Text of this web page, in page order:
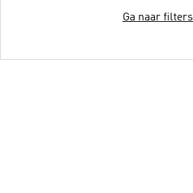
Ga naar filters